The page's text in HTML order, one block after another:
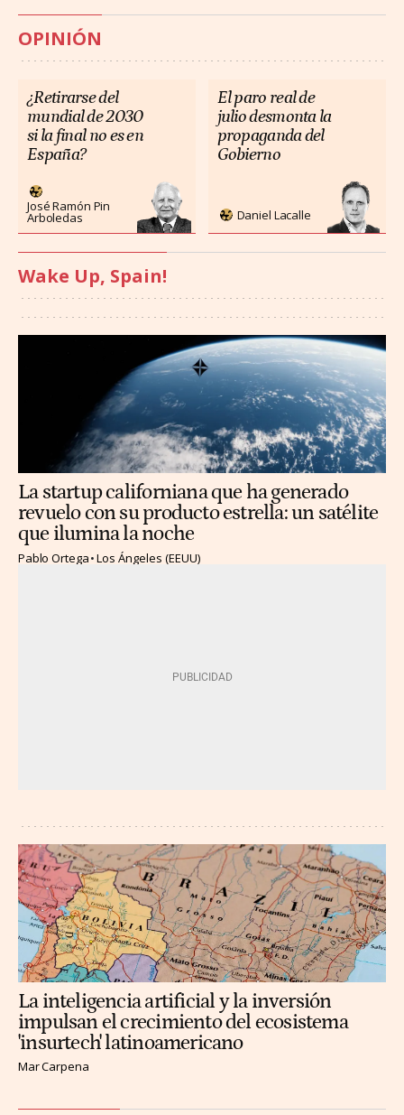
OPINIÓN
¿Retirarse del
mundial de 2030
si la final no es en
España?
José Ramón Pin
Arboledas
El paro real de
julio desmonta la
propaganda del
Gobierno
Daniel Lacalle
Wake Up, Spain!
La startup californiana que ha generado
revuelo con su producto estrella: un satélite
que ilumina la noche
Pablo Ortega Los Ángeles (EEUU)
La inteligencia artificial y la inversión
impulsan el crecimiento del ecosistema
'insurtech' latinoamericano
Mar Carpena